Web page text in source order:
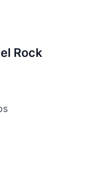
Rock